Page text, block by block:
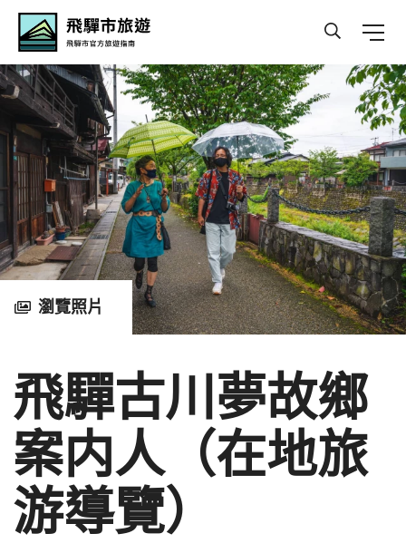
瀏覽照片
飛驒古川夢故鄉
案内人（在地旅
游導覽）